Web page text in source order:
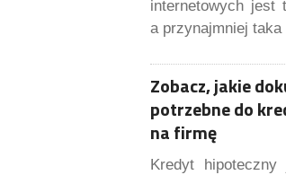
internetowych jest
a przynajmniej
Zobacz, jakie
potrzebne do
na firmę
Kredyt